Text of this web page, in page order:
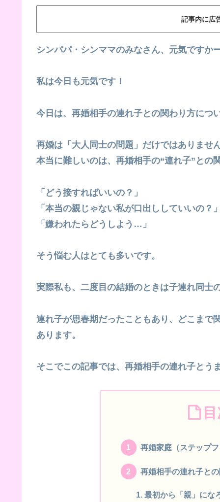
記事内に広
シンパパ・シンママのみなさん、元気ですか
私は今日も元気です！
今日は、再婚相手の連れ子との関わり方につ
再婚は「大人同士の問題」だけではありませ
本当に難しいのは、再婚相手の“連れ子”との
「どう接すればいいの？」
「本当の親じゃない私が口出ししていいの？
「嫌われたらどうしよう…」
そう悩む人はとても多いです。
実際私も、二度目の結婚のときは子連れ同士
連れ子が思春期だったこともあり、どこまで
あります。
そこでこの記事では、再婚相手の連れ子とう
再婚家庭（ステップ
再婚相手の連れ子と
最初から「親」にな